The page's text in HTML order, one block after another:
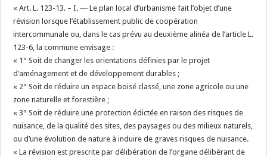
« Art. L. 123-13. – I. ― Le plan local d’urbanisme fait l’objet d’une
révision lorsque l’établissement public de coopération
intercommunale ou, dans le cas prévu au deuxième alinéa de l’article L.
123-6, la commune envisage :
« 1° Soit de changer les orientations définies par le projet
d’aménagement et de développement durables ;
« 2° Soit de réduire un espace boisé classé, une zone agricole ou une
zone naturelle et forestière ;
« 3° Soit de réduire une protection édictée en raison des risques de
nuisance, de la qualité des sites, des paysages ou des milieux naturels,
ou d’une évolution de nature à induire de graves risques de nuisance.
« La révision est prescrite par délibération de l’organe délibérant de